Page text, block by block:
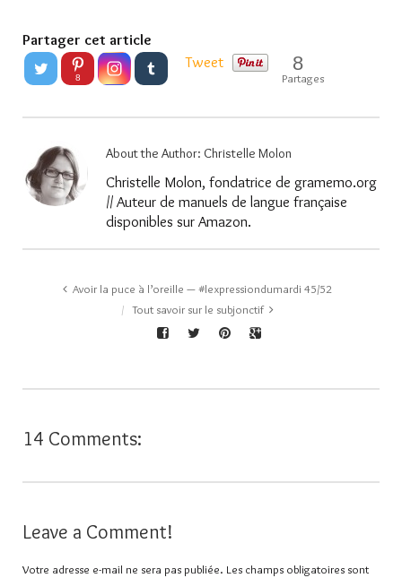
Partager cet article
8
Tweet 8
Partages
About the Author: Christelle Molon
Christelle Molon, fondatrice de gramemo.org
// Auteur de manuels de langue française
disponibles sur Amazon.
Avoir la puce à l’oreille — #lexpressiondumardi 45/52
Tout savoir sur le subjonctif
14 Comments:
Leave a Comment!
Votre adresse e-mail ne sera pas publiée. Les champs obligatoires sont